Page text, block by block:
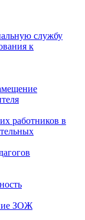
службу
к
работников в
ЗОЖ